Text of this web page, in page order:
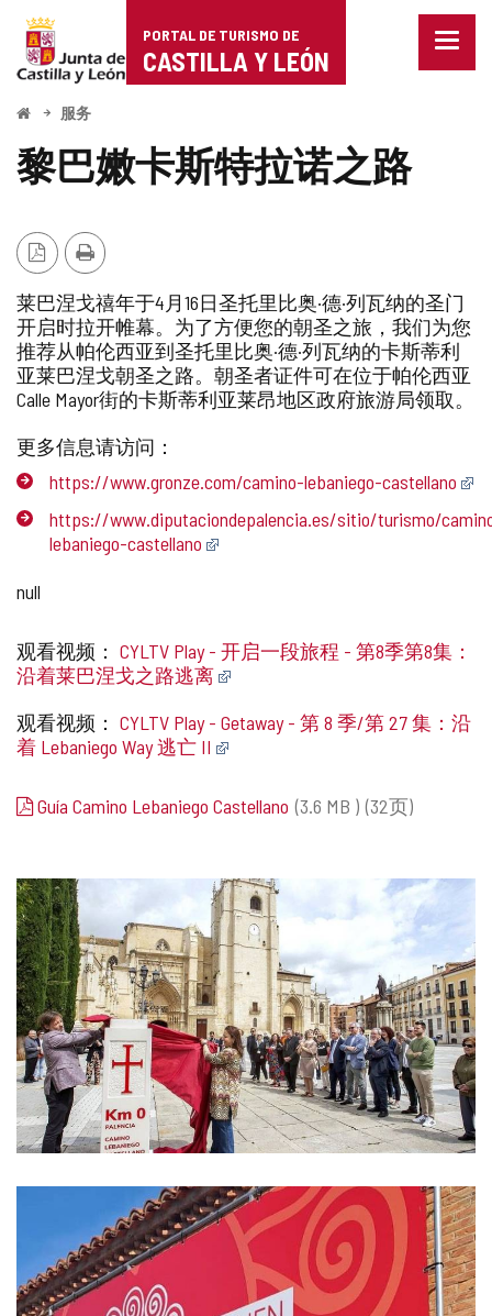
Portal
de
Turismo
de
Castilla
León
PORTAL DE TURISMO DE
CASTILLA Y LEÓN
菜
开
服务
黎巴嫩卡斯特拉诺之路
PDF
本
打
莱巴涅戈禧年于4月16日圣托里比奥·德·列瓦纳的圣门
开启时拉开帷幕。为了方便您的朝圣之旅，我们为您
推荐从帕伦西亚到圣托里比奥·德·列瓦纳的卡斯蒂利
亚莱巴涅戈朝圣之路。朝圣者证件可在位于帕伦西亚
Calle Mayor街的卡斯蒂利亚莱昂地区政府旅游局领取。
更多信息请访问：
https://www.gronze.com/camino-lebaniego-castellano
https://www.diputaciondepalencia.es/sitio/turismo/
lebaniego-castellano
null
观看视频： CYLTV Play - 开启一段旅程 - 第8季第8集：
沿着莱巴涅戈之路逃离
观看视频： CYLTV Play - Getaway - 第 8 季/第 27 集： 沿
着 Lebaniego Way 逃亡 II
Guía Camino Lebaniego Castellano (3.6 MB ) (32页)
图
片
库